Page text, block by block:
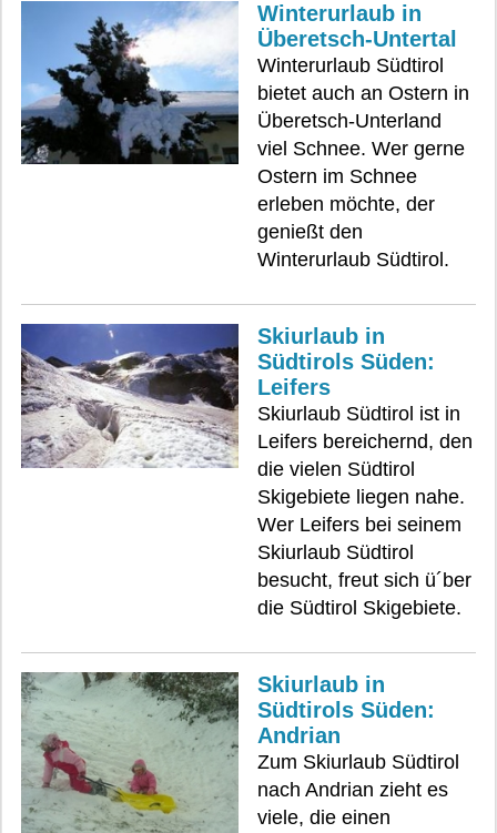
Winterurlaub in
Überetsch-Untertal
Winterurlaub Südtirol
bietet auch an Ostern in
Überetsch-Unterland
viel Schnee. Wer gerne
Ostern im Schnee
erleben möchte, der
genießt den
Winterurlaub Südtirol.
Skiurlaub in
Südtirols Süden:
Leifers
Skiurlaub Südtirol ist in
Leifers bereichernd, den
die vielen Südtirol
Skigebiete liegen nahe.
Wer Leifers bei seinem
Skiurlaub Südtirol
besucht, freut sich ü´ber
die Südtirol Skigebiete.
Skiurlaub in
Südtirols Süden:
Andrian
Zum Skiurlaub Südtirol
nach Andrian zieht es
viele, die einen